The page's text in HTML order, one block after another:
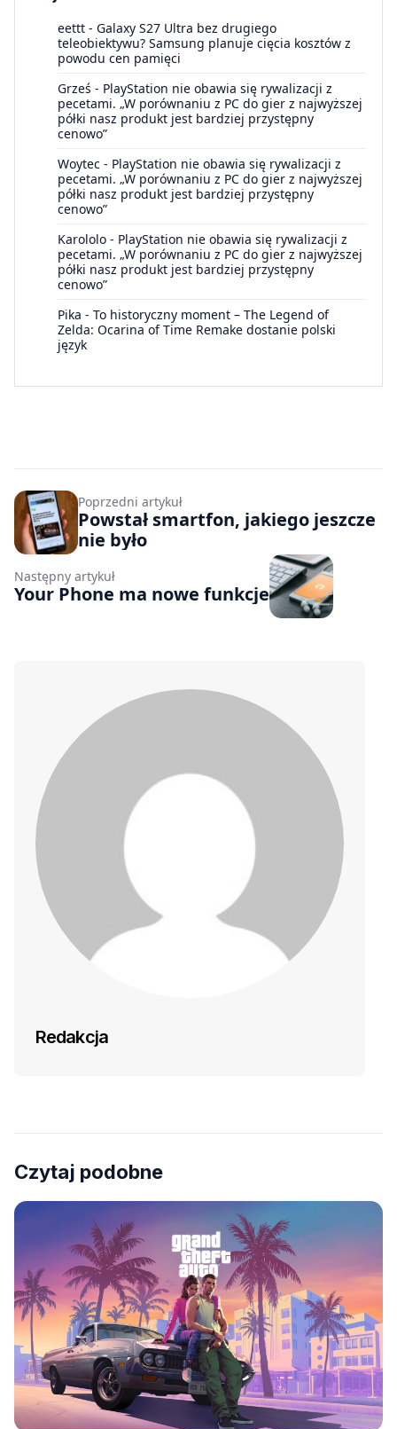
eettt - Galaxy S27 Ultra bez drugiego
teleobiektywu? Samsung planuje cięcia kosztów z
powodu cen pamięci
Grześ - PlayStation nie obawia się rywalizacji z
pecetami. „W porównaniu z PC do gier z najwyższej
półki nasz produkt jest bardziej przystępny
cenowo”
Woytec - PlayStation nie obawia się rywalizacji z
pecetami. „W porównaniu z PC do gier z najwyższej
półki nasz produkt jest bardziej przystępny
cenowo”
Karololo - PlayStation nie obawia się rywalizacji z
pecetami. „W porównaniu z PC do gier z najwyższej
półki nasz produkt jest bardziej przystępny
cenowo”
Pika - To historyczny moment – The Legend of
Zelda: Ocarina of Time Remake dostanie polski
język
Poprzedni artykuł
Powstał smartfon, jakiego jeszcze
nie było
Następny artykuł
Your Phone ma nowe funkcje
Redakcja
Czytaj podobne